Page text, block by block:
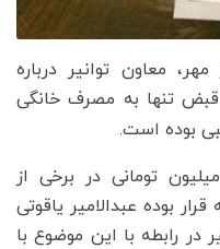
معاون توانیر درباره
قبض تنها به مصرف خانگی
بوده است.
هفته گذشته بود که قبض ۸۶ میلیون تومانی در برخی از
بوده عبدالامیر یاقوتی
در رابطه با این موضوع با